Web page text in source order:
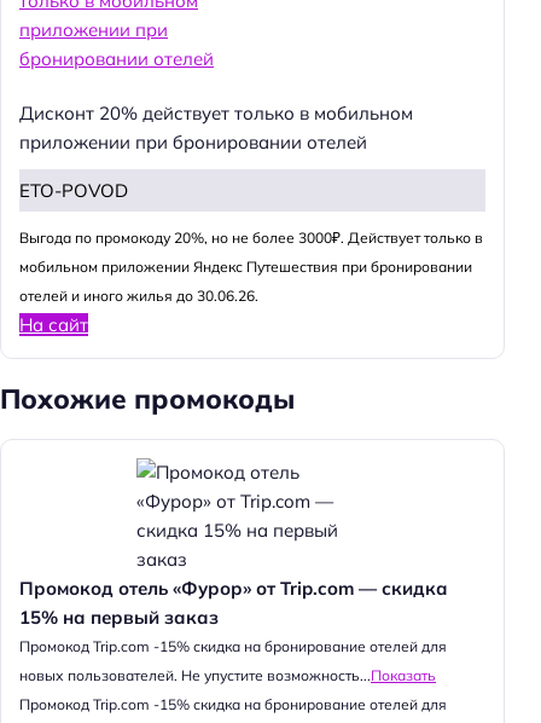
Дисконт 20% действует только в мобильном
приложении при бронировании отелей
ETO-POVOD
Выгода по промокоду 20%, но не более 3000₽. Действует только в
мобильном приложении Яндекс Путешествия при бронировании
отелей и иного жилья до 30.06.26.
На сайт
Похожие промокоды
Промокод отель «Фурор» от Trip.com — скидка
15% на первый заказ
Промокод Trip.com -15% скидка на бронирование отелей для
новых пользователей. Не упустите возможность...Показать
Промокод Trip.com -15% скидка на бронирование отелей для